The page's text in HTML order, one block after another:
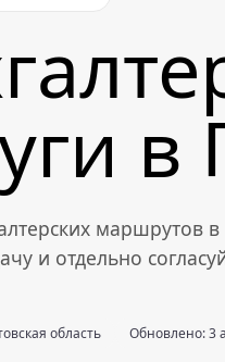
в
маршрутов
и отдельно
область Обновлено: 3